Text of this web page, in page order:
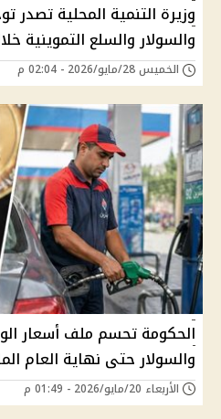
وزيرة التنمية المحلية تصدر
والسولار والسلع التموينية
الخميس 28/مايو/2026 - 02:04 م
الحكومة تحسم ملف أسعار
والسولار حتى نهاية العام
الأربعاء 20/مايو/2026 - 01:49 م